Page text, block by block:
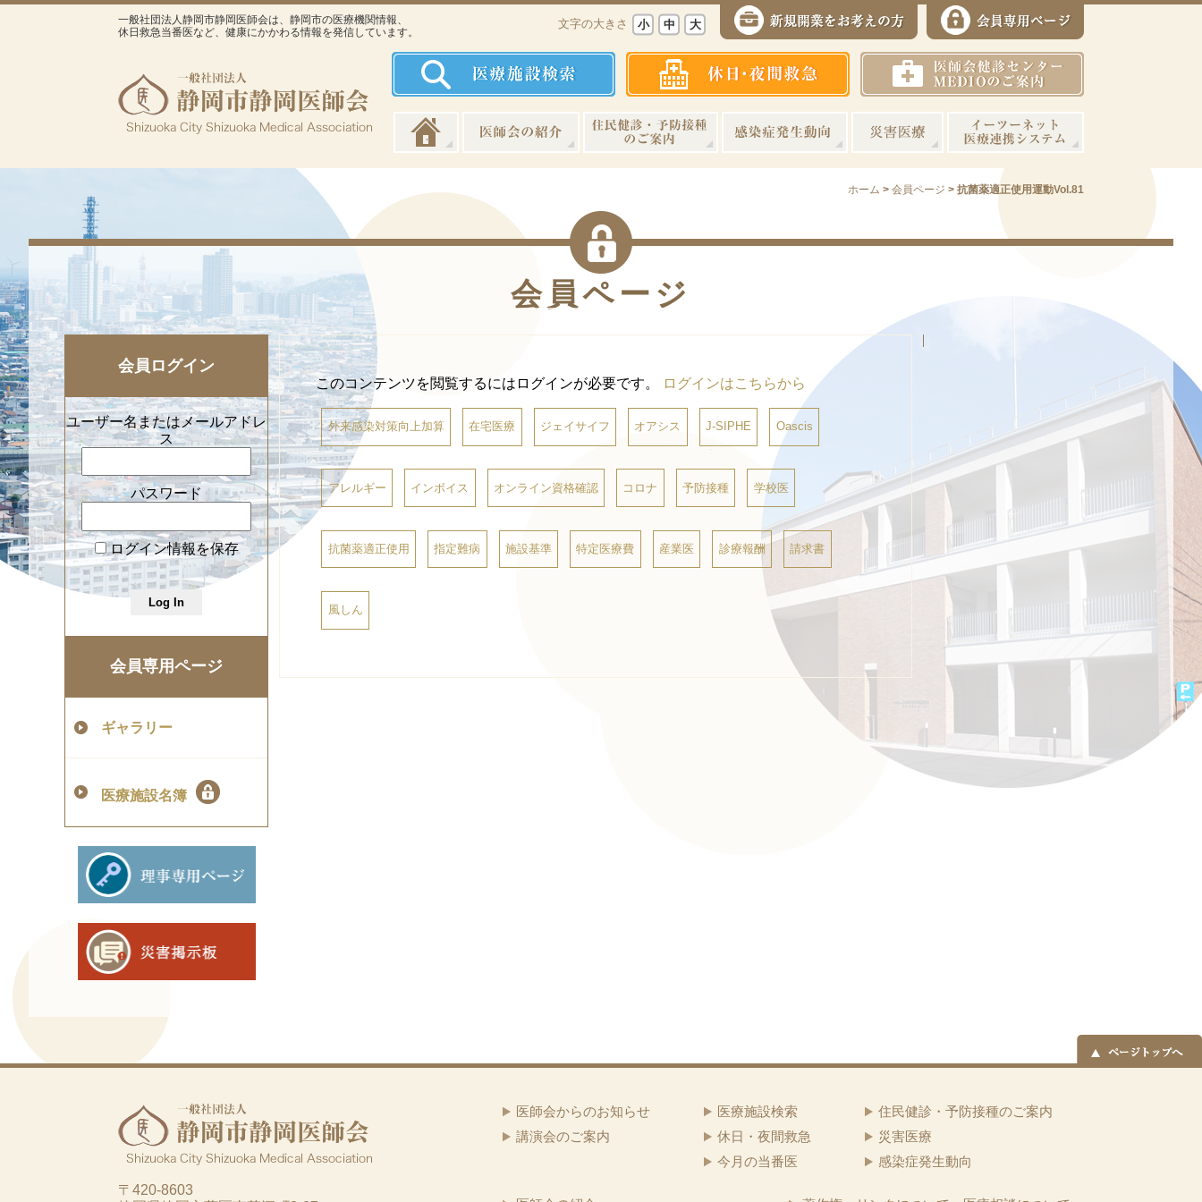
一般社団法人静岡市静岡医師会は、静岡市の医療機関情報、
休日救急当番医など、健康にかかわる情報を発信しています。
文字の大きさ 小 中 大
ホーム > 会員ページ > 抗菌薬適正使用運動Vol.81
会員ページ
このコンテンツを閲覧するにはログインが必要です。 ログインはこちらから
外来感染対策向上加算 在宅医療 ジェイサイフ オアシス J-SIPHE Oascis
アレルギー インボイス オンライン資格確認 コロナ 予防接種 学校医
抗菌薬適正使用 指定難病 施設基準 特定医療費 産業医 診療報酬 請求書
風しん
会員ログイン
ユーザー名またはメールアドレ
ス
パスワード
ログイン情報を保存
会員専用ページ
ギャラリー
医療施設名簿
医師会からのお知らせ
講演会のご案内
医療施設検索
休日・夜間救急
今月の当番医
住民健診・予防接種のご案内
災害医療
感染症発生動向
〒420-8603